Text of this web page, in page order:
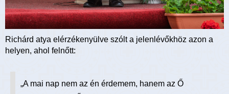
Richárd atya elérzékenyülve szólt a jelenlévőkhöz azon a
helyen, ahol felnőtt:
„A mai nap nem az én érdemem, hanem az Ő